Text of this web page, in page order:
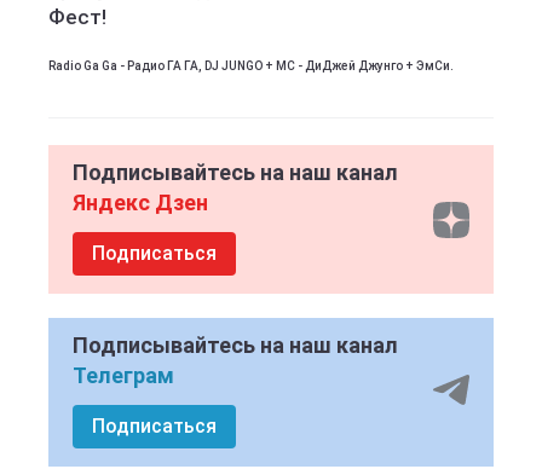
Фест!
Radio Ga Ga - Радио ГА ГА, DJ JUNGO + MC - ДиДжей Джунго + ЭмСи.
Подписывайтесь на наш канал
Яндекс Дзен
Подписаться
Подписывайтесь на наш канал
Телеграм
Подписаться